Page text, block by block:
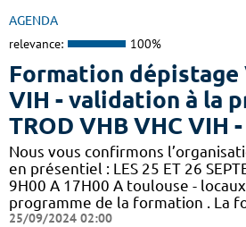
AGENDA
relevance: 100%
Formation dépistage
VIH - validation à la
TROD VHB VHC VIH
Nous vous confirmons
en présentiel : LES 25 ET 26
9H00 A 17H00 A toulouse -
programme de la formation . La
25/09/2024 02:00